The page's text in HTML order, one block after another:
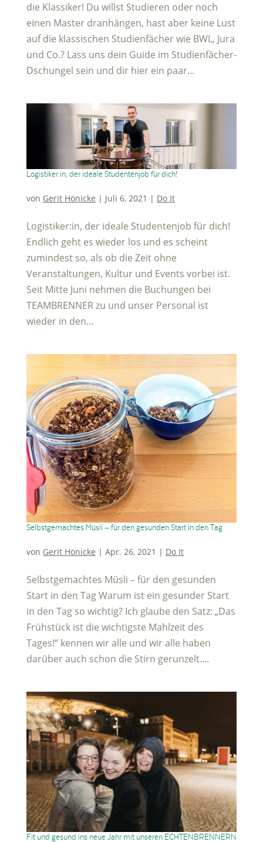
die Klassiker! Du willst Studieren oder noch
einen Master dranhängen, hast aber keine Lust
auf die klassischen Studienfächer wie BWL, Jura
und Co.? Lass uns dein Guide im Studienfächer-
Dschungel sein und dir hier ein paar...
Logistiker:in, der ideale Studentenjob für dich!
von Gerit Hönicke | Juli 6, 2021 | Do It
Logistiker:in, der ideale Studentenjob für dich!
Endlich geht es wieder los und es scheint
zumindest so, als ob die Zeit ohne
Veranstaltungen, Kultur und Events vorbei ist.
Seit Mitte Juni nehmen die Buchungen bei
TEAMBRENNER zu und unser Personal ist
wieder in den...
Selbstgemachtes Müsli – für den gesunden Start in den Tag
von Gerit Hönicke | Apr. 26, 2021 | Do It
Selbstgemachtes Müsli – für den gesunden
Start in den Tag Warum ist ein gesunder Start
in den Tag so wichtig? Ich glaube den Satz: „Das
Frühstück ist die wichtigste Mahlzeit des
Tages!“ kennen wir alle und wir alle haben
darüber auch schon die Stirn gerunzelt....
Fit und gesund ins neue Jahr mit unseren ECHTENBRENNERN